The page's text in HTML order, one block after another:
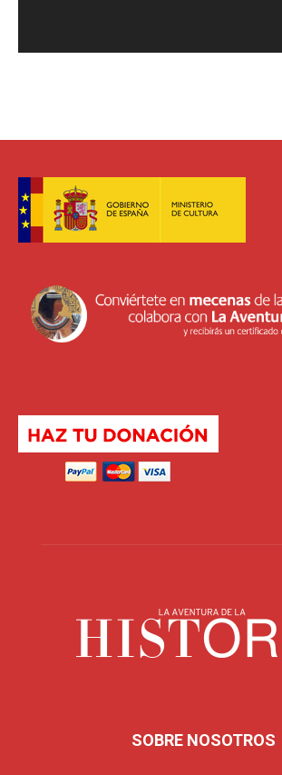
SOBRE NOSOTROS